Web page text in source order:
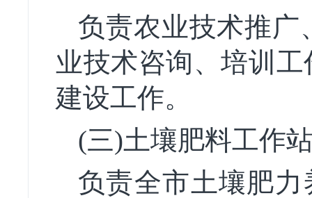
负责农业技术推广
业技术咨询、培训
建设工作。
(三)土壤肥料工作
负责全市土壤肥